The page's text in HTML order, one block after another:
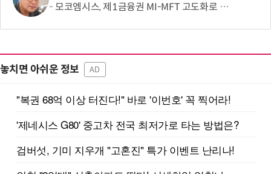
모코엠시스, 제1금융권 MI-MFT 고도화로 대규모 인프라 통합 역량 입증
놓치면 아쉬운 정보 AD